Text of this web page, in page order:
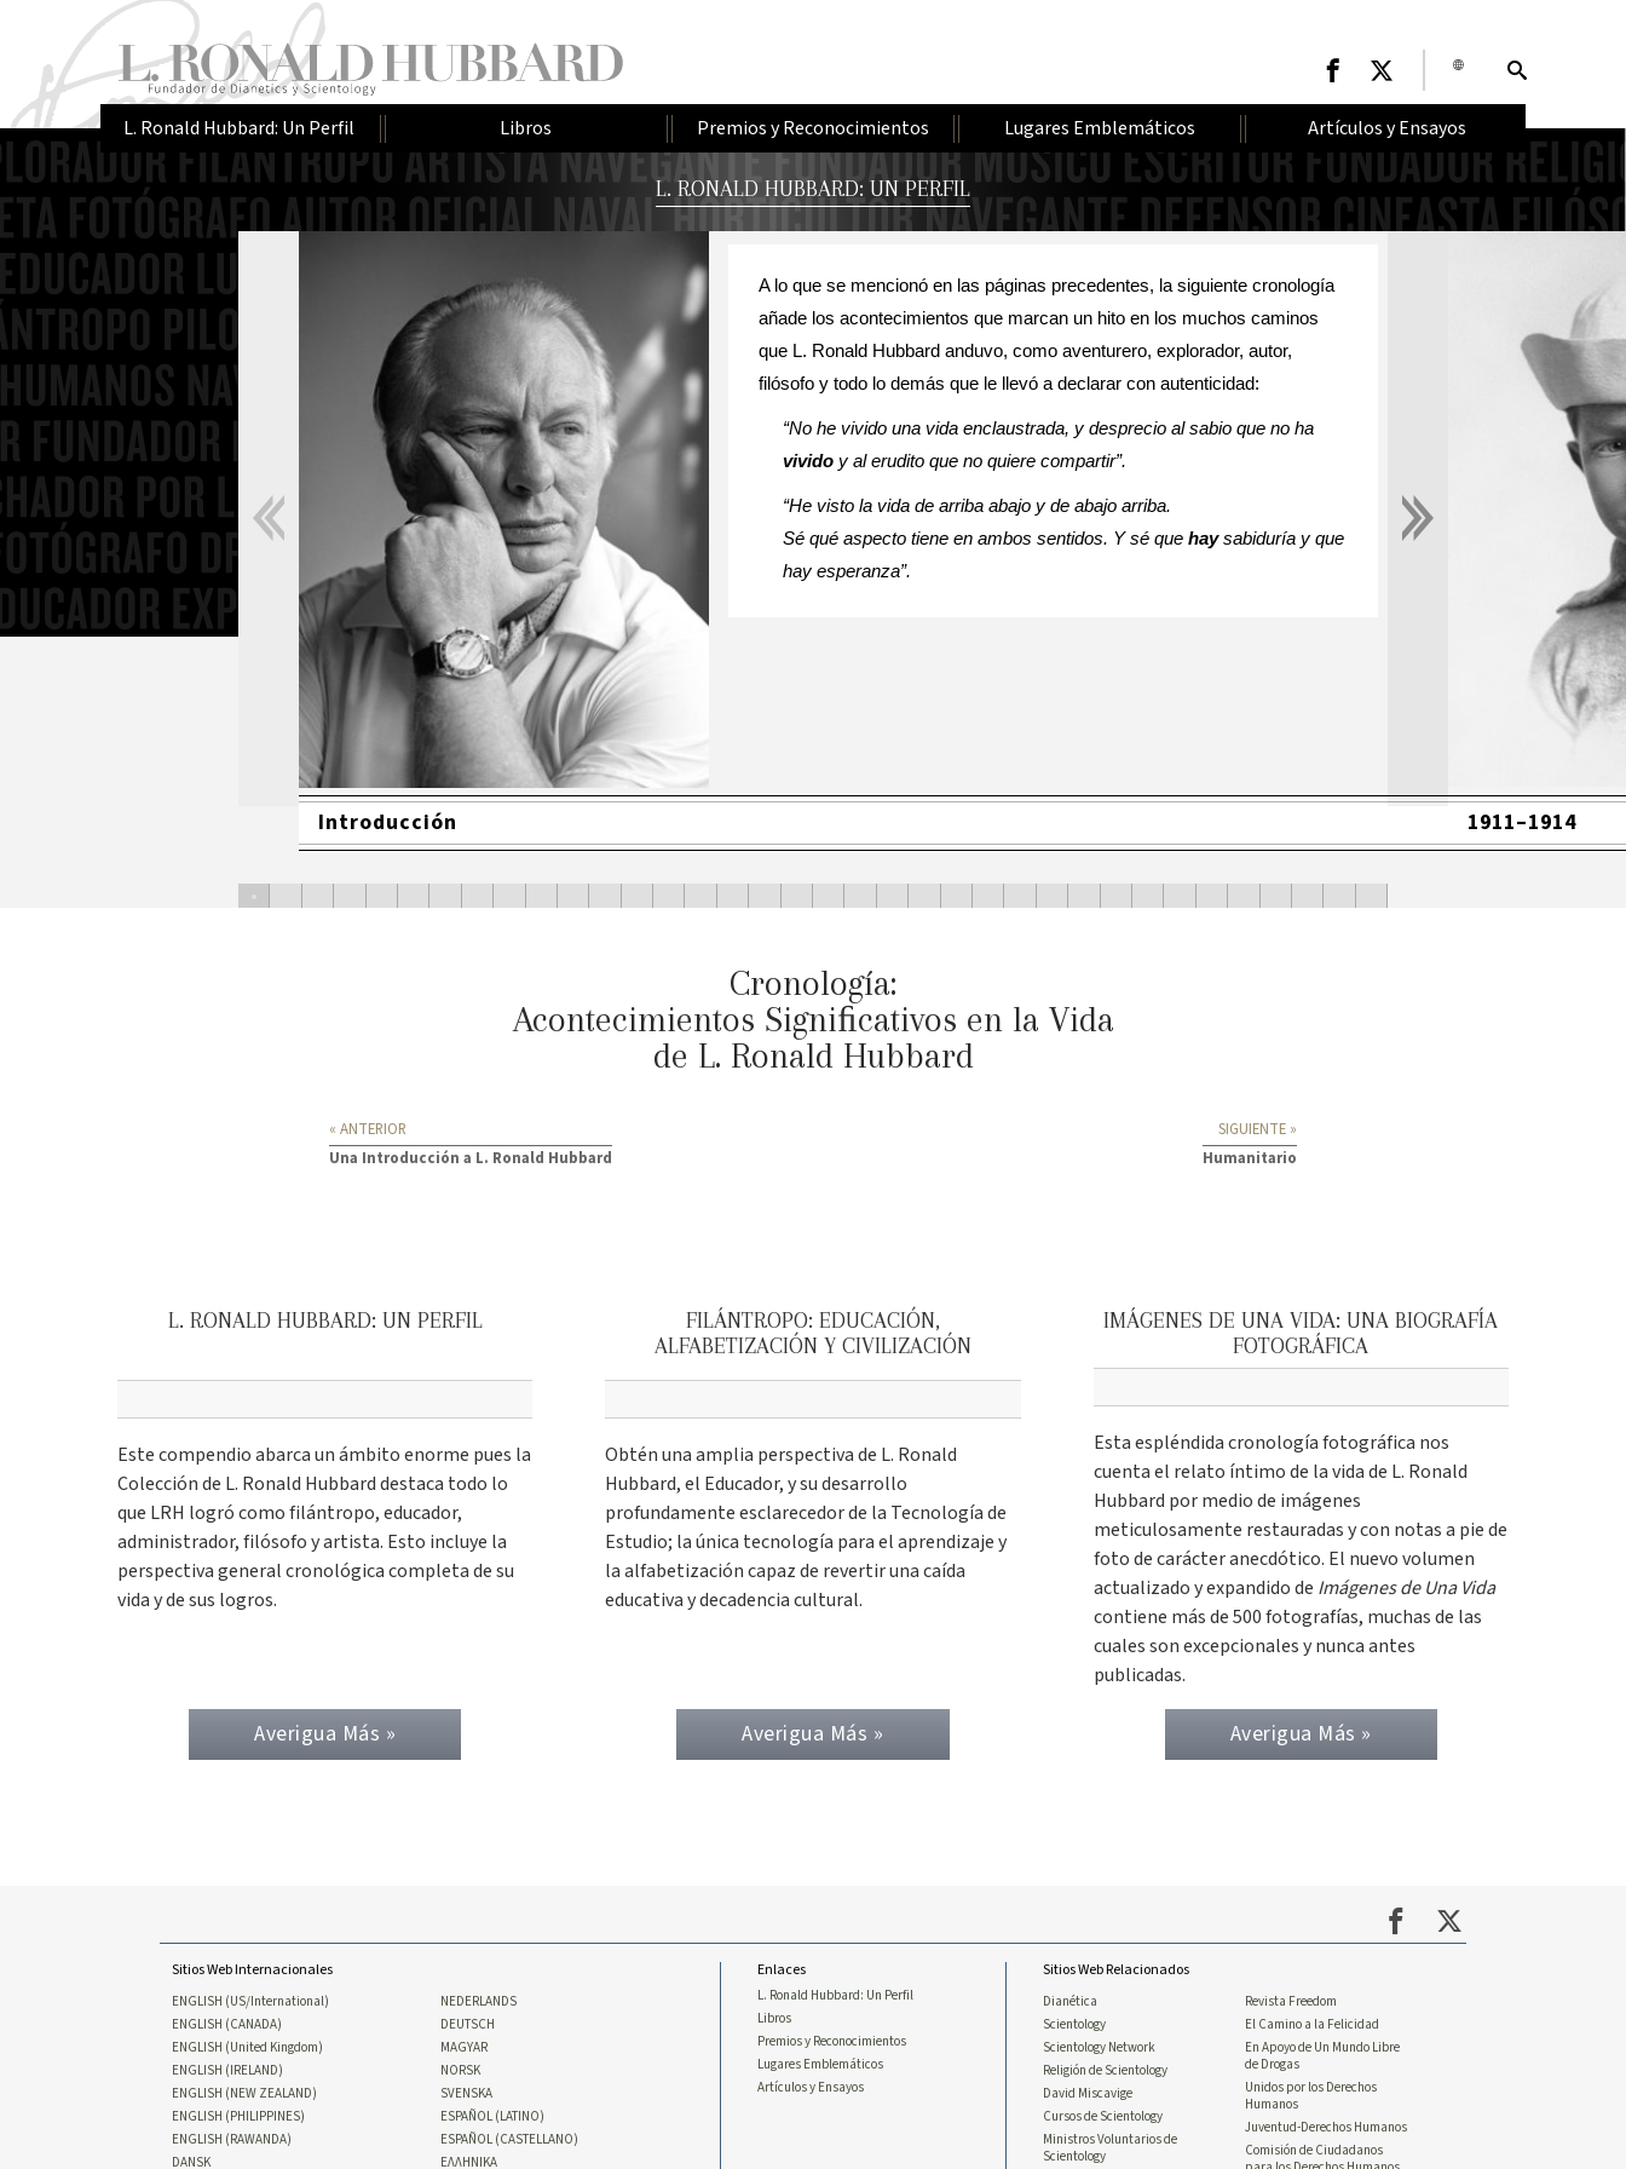
L. Ronald Hubbard: Un Perfil Libros Premios y Reconocimientos Lugares Emblemáticos Artículos y Ensayos
L. RONALD HUBBARD: UN PERFIL
Introducción
A lo que se mencionó en las páginas precedentes, la siguiente cronología
añade los acontecimientos que marcan un hito en los muchos caminos
que L. Ronald Hubbard anduvo, como aventurero, explorador, autor,
filósofo y todo lo demás que le llevó a declarar con autenticidad:
“No he vivido una vida enclaustrada, y desprecio al sabio que no ha
vividoy al erudito que no quiere compartir”.
“He visto la vida de arriba abajo y de abajo arriba.
Sé qué aspecto tiene en ambos sentidos. Y sé que haysabiduría y que
hay esperanza”.
1911–1914
Cronología:
Acontecimientos Signiﬁcativos en la Vida
de L. Ronald Hubbard
« ANTERIOR
Una Introducción a L. Ronald Hubbard
SIGUIENTE »
Humanitario
L. RONALD HUBBARD: UN PERFIL
Este compendio abarca un ámbito enorme pues la
Colección de L. Ronald Hubbard destaca todo lo
que LRH logró como filántropo, educador,
administrador, filósofo y artista. Esto incluye la
perspectiva general cronológica completa de su
vida y de sus logros.
Averigua Más »
FILÁNTROPO: EDUCACIÓN,
ALFABETIZACIÓN Y CIVILIZACIÓN
Obtén una amplia perspectiva de L. Ronald
Hubbard, el Educador, y su desarrollo
profundamente esclarecedor de la Tecnología de
Estudio; la única tecnología para el aprendizaje y
la alfabetización capaz de revertir una caída
educativa y decadencia cultural.
Averigua Más »
IMÁGENES DE UNA VIDA: UNA BIOGRAFÍA
FOTOGRÁFICA
Esta espléndida cronología fotográfica nos
cuenta el relato íntimo de la vida de L. Ronald
Hubbard por medio de imágenes
meticulosamente restauradas y con notas a pie de
foto de carácter anecdótico. El nuevo volumen
actualizado y expandido de Imágenes de Una Vida
contiene más de 500 fotografías, muchas de las
cuales son excepcionales y nunca antes
publicadas.
Averigua Más »
Sitios Web Internacionales
ENGLISH (US/International)
ENGLISH (CANADA)
ENGLISH (United Kingdom)
ENGLISH (IRELAND)
ENGLISH (NEW ZEALAND)
ENGLISH (PHILIPPINES)
ENGLISH (RAWANDA)
DANSK
NEDERLANDS
DEUTSCH
MAGYAR
NORSK
SVENSKA
ESPAÑOL (LATINO)
ESPAÑOL (CASTELLANO)
ΕΛΛΗΝΙΚA
Enlaces
L. Ronald Hubbard: Un Perfil
Libros
Premios y Reconocimientos
Lugares Emblemáticos
Artículos y Ensayos
Sitios Web Relacionados
Dianética
Scientology
Scientology Network
Religión de Scientology
David Miscavige
Cursos de Scientology
Ministros Voluntarios de
Scientology
Revista Freedom
El Camino a la Felicidad
En Apoyo de Un Mundo Libre
de Drogas
Unidos por los Derechos
Humanos
Juventud-Derechos Humanos
Comisión de Ciudadanos